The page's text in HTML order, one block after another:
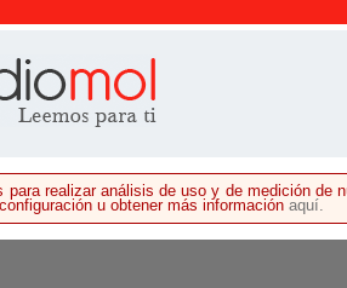
para realizar análisis de uso y de medición de
u obtener más información aquí.